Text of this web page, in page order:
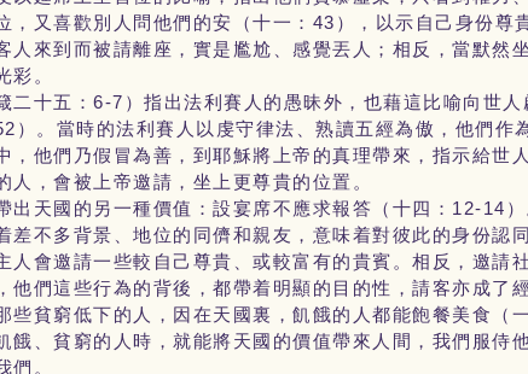
，又喜歡別人問他們的安（十一：43），以示自己身份尊
人來到而被請離座，實是尷尬、感覺丟人；相反，當默然
彩。
二十五：6-7）指出法利賽人的愚昧外，也藉這比喻向世
）。當時的法利賽人以虔守律法、熟讀五經為傲，他們作
，他們乃假冒為善，到耶穌將上帝的真理帶來，指示給世
人，會被上帝邀請，坐上更尊貴的位置。
出天國的另一種價值：設宴席不應求報答（十四：12-14
差不多背景、地位的同儕和親友，意味着對彼此的身份認
人會邀請一些較自己尊貴、或較富有的貴賓。相反，邀請
他們這些行為的背後，都帶着明顯的目的性，請客亦成了
些貧窮低下的人，因在天國裏，飢餓的人都能飽餐美食（
餓、貧窮的人時，就能將天國的價值帶來人間，我們服侍
們。